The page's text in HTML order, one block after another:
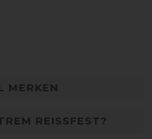
MERKEN
REISSFEST?